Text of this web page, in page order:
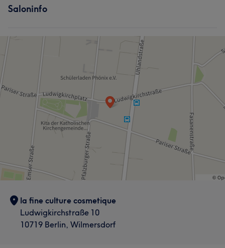
Saloninfo
la fine culture cosmetique
Ludwigkirchstraße 10
10719 Berlin, Wilmersdorf